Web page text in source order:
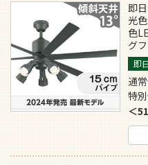
即
光
色
グ
即
通
特